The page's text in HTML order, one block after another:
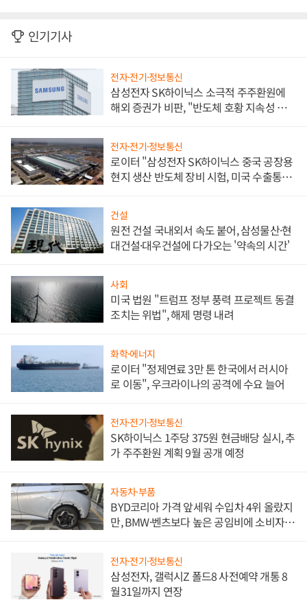
인기기사
전자·전기·정보통신
삼성전자 SK하이닉스 소극적 주주환원에
해외 증권가 비판, "반도체 호황 지속성 의
전자·전기·정보통신
로이터 "삼성전자 SK하이닉스 중국 공장용
현지 생산 반도체 장비 시험, 미국 수출통제
건설
원전 건설 국내외서 속도 붙어, 삼성물산·현
대건설·대우건설에 다가오는 '약속의 시간'
사회
미국 법원 "트럼프 정부 풍력 프로젝트 동결
조치는 위법", 해제 명령 내려
화학·에너지
로이터 "정제연료 3만 톤 한국에서 러시아
로 이동", 우크라이나의 공격에 수요 늘어
전자·전기·정보통신
SK하이닉스 1주당 375원 현금배당 실시, 추
가 주주환원 계획 9월 공개 예정
자동차·부품
BYD코리아 가격 앞세워 수입차 4위 올랐지
만, BMW·벤츠보다 높은 공임비에 소비자
전자·전기·정보통신
삼성전자, 갤럭시Z 폴드8 사전예약 개통 8
월31일까지 연장